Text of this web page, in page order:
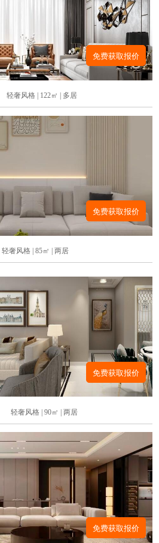
免费获取报价
轻奢风格 | 122㎡ | 多居
免费获取报价
轻奢风格 | 85㎡ | 两居
免费获取报价
轻奢风格 | 90㎡ | 两居
免费获取报价